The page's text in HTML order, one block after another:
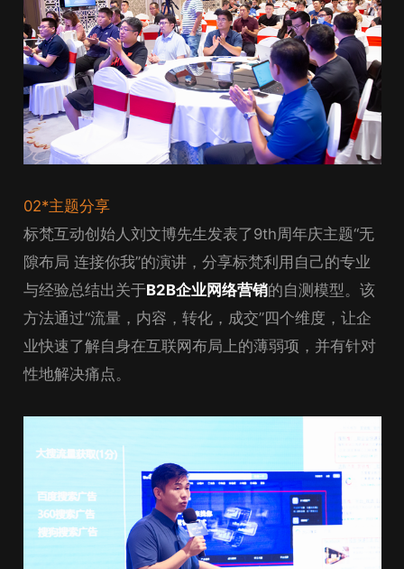
02*主题分享
标梵互动创始人刘文博先生发表了9th周年庆主题“无
隙布局 连接你我”的演讲，分享标梵利用自己的专业
与经验总结出关于B2B企业网络营销的自测模型。该
方法通过“流量，内容，转化，成交”四个维度，让企
业快速了解自身在互联网布局上的薄弱项，并有针对
性地解决痛点。